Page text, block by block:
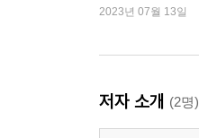
2023년 07월 13일
저자 소개 (2명)